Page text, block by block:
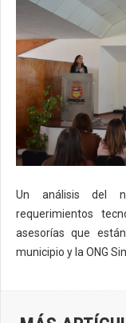
Un análisis del
requerimientos
asesorías que
municipio y la ONG